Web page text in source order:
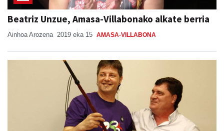
Beatriz Unzue, Amasa-Villabonako alkate berria
Ainhoa Arozena 2019 eka 15 AMASA-VILLABONA